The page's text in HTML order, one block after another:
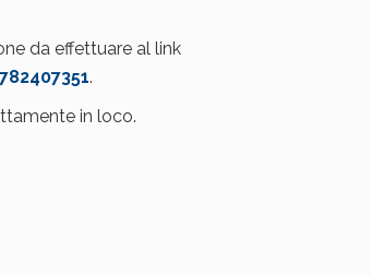
da effettuare al link
.
in loco.